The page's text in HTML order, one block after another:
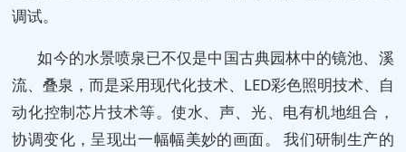
调试。
如今的水景喷泉已不仅是中国古典园林中的镜池、溪
流、叠泉，而是采用现代化技术、LED彩色照明技术、自
动化控制芯片技术等。使水、声、光、电有机地组合，
协调变化，呈现出一幅幅美妙的画面。 我们研制生产的